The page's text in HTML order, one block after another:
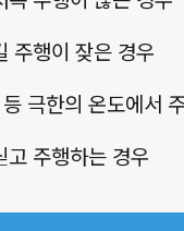
주행이 잦은 경우
극한의 온도에서
주행하는 경우